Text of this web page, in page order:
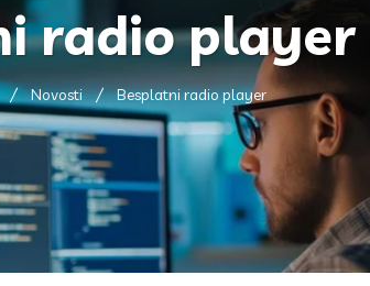
radio player
Novosti Besplatni radio player